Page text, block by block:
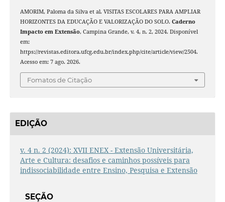
AMORIM, Paloma da Silva et al. VISITAS ESCOLARES PARA AMPLIAR
HORIZONTES DA EDUCAÇÃO E VALORIZAÇÃO DO SOLO. Caderno
Impacto em Extensão, Campina Grande, v. 4, n. 2, 2024. Disponível
em:
https://revistas.editora.ufcg.edu.br/index.php/cite/article/view/2504.
Acesso em: 7 ago. 2026.
Fomatos de Citação
EDIÇÃO
v. 4 n. 2 (2024): XVII ENEX - Extensão Universitária,
Arte e Cultura: desafios e caminhos possíveis para
indissociabilidade entre Ensino, Pesquisa e Extensão
SEÇÃO